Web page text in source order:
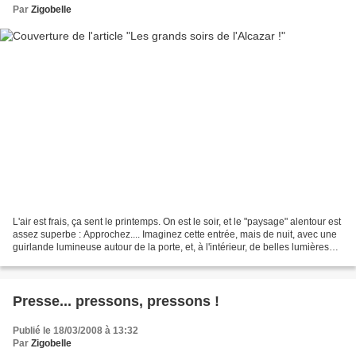
Par Zigobelle
L'air est frais, ça sent le printemps. On est le soir, et le "paysage" alentour est
assez superbe : Approchez.... Imaginez cette entrée, mais de nuit, avec une
guirlande lumineuse autour de la porte, et, à l'intérieur, de belles lumières
Presse... pressons, pressons !
Publié le 18/03/2008 à 13:32
Par Zigobelle